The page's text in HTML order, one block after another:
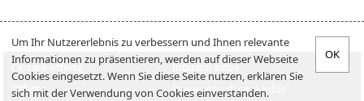
Cercare offerte
Inquilini-Infos
Offerta
Proprietari di casa Infos
Um Ihr Nutzererlebnis zu verbessern und Ihnen relevante
Informationen zu präsentieren, werden auf dieser Webseite
Cookies eingesetzt. Wenn Sie diese Seite nutzen, erklären Sie
sich mit der Verwendung von Cookies einverstanden.